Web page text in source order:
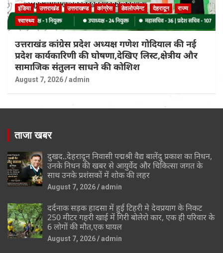
इंडिया उत्तराखंड उत्तराखण्ड कांग्रेस डेवलोपमेन्ट देहरादून
राज्य
स्वास्थ्य
उत्तराखंड कांग्रेस प्रदेश अध्यक्ष गणेश गोदियाल की नई
प्रदेश कार्यकारिणी की घोषणा,देखिए लिस्ट,क्षेत्रीय और
सामाजिक संतुलन साधने की कोशिश
August 7, 2026 admin
ताजा खबर
दुखद..देहरादून निवासी पद्मश्री वैद्य बालेंदु प्रकाश का निधन,
उनके निधन की खबर से आयुर्वेद और चिकित्सा जगत के
साथ उनके प्रशंसकों में शोक की लहर
August 7, 2026 admin
दर्दनाक सड़क हादसा में हुई टिहरी मे देवप्रयाग के निकट
250 मीटर गहरी खाई में गिरी बोलेरो कार, एक ही परिवार के
6 लोगों की मौत,एक घायल
August 7, 2026 admin